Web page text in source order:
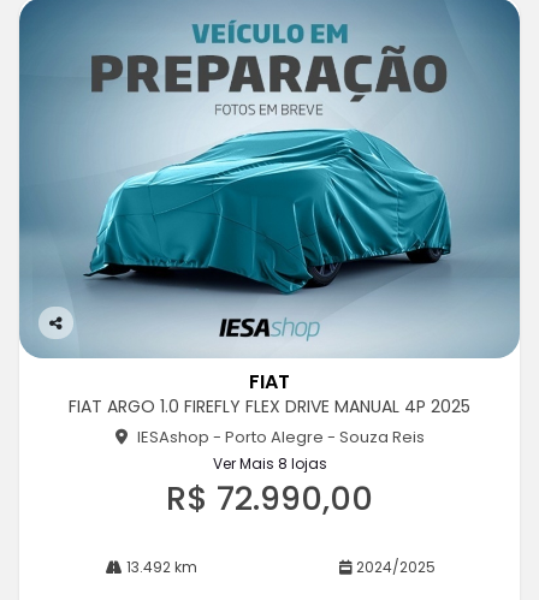
Co
FIAT
FIAT ARGO 1.0 FIREFLY FLEX DRIVE MANUAL 4P 2025
IESAshop - Porto Alegre - Souza Reis
Ver Mais 8 lojas
R$ 72.990,00
13.492 km 2024/2025